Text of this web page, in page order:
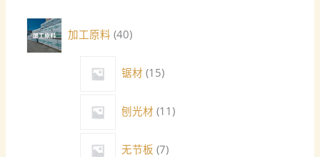
加工原料 40
锯材 15
刨光材 11
无节板 7